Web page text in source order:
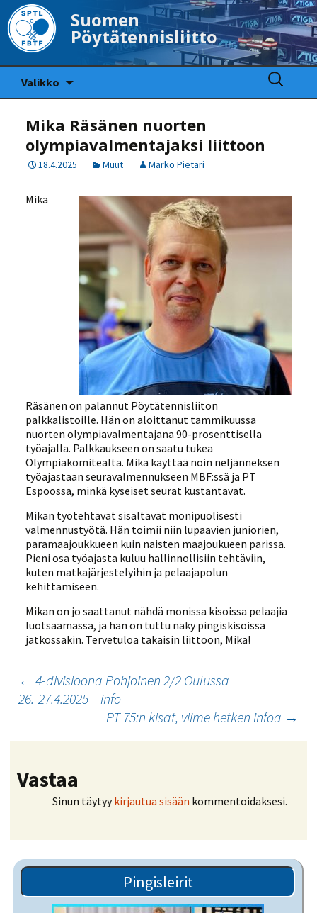
Suomen
Pöytätennisliitto
Valikko
Haku:
Mika Räsänen nuorten
olympiavalmentajaksi liittoon
18.4.2025 Muut Marko Pietari
Mika
Räsänen on palannut Pöytätennisliiton
palkkalistoille. Hän on aloittanut tammikuussa
nuorten olympiavalmentajana 90-prosenttisella
työajalla. Palkkaukseen on saatu tukea
Olympiakomitealta. Mika käyttää noin neljänneksen
työajastaan seuravalmennukseen MBF:ssä ja PT
Espoossa, minkä kyseiset seurat kustantavat.
Mikan työtehtävät sisältävät monipuolisesti
valmennustyötä. Hän toimii niin lupaavien juniorien,
paramaajoukkueen kuin naisten maajoukueen parissa.
Pieni osa työajasta kuluu hallinnollisiin tehtäviin,
kuten matkajärjestelyihin ja pelaajapolun
kehittämiseen.
Mikan on jo saattanut nähdä monissa kisoissa pelaajia
luotsaamassa, ja hän on tuttu näky pingiskisoissa
jatkossakin. Tervetuloa takaisin liittoon, Mika!
Artikkelien
selaus
← 4-divisioona Pohjoinen 2/2 Oulussa
26.-27.4.2025 – info
PT 75:n kisat, viime hetken infoa →
Vastaa
Sinun täytyykirjautua sisään kommentoidaksesi.
Pingisleirit